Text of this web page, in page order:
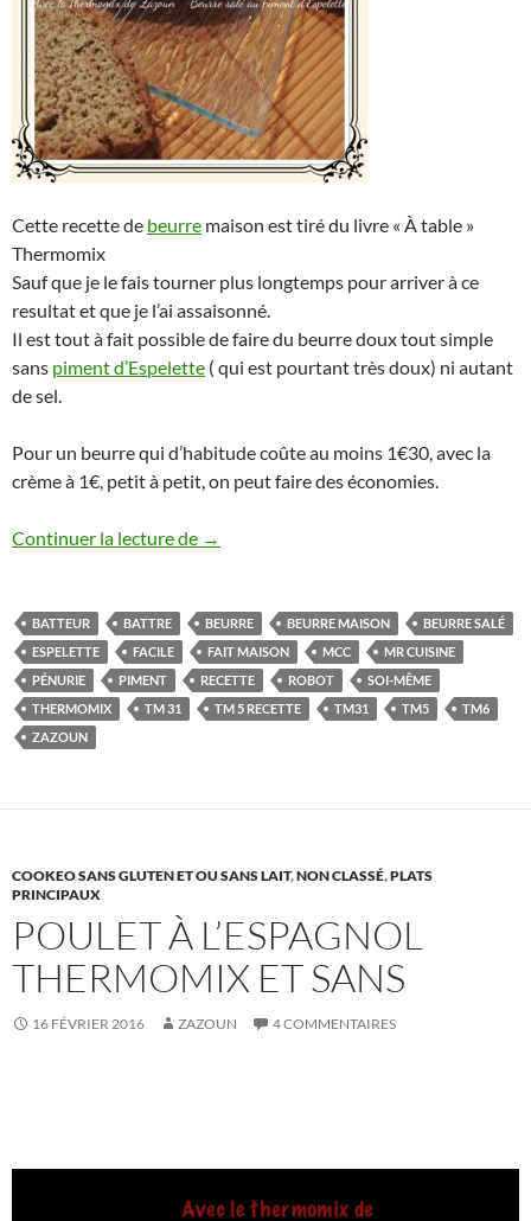
Cette recette de beurre maison est tiré du livre « À table »
Thermomix
Sauf que je le fais tourner plus longtemps pour arriver à ce
resultat et que je l’ai assaisonné.
Il est tout à fait possible de faire du beurre doux tout simple
sans piment d’Espelette ( qui est pourtant très doux) ni autant
de sel.
Pour un beurre qui d’habitude coûte au moins 1€30, avec la
crème à 1€, petit à petit, on peut faire des économies.
Continuer la lecture de Beurre salé au piment d’Espelette ou
→
BATTEUR BATTRE BEURRE BEURRE MAISON
BEURRE SALÉ
ESPELETTE
FACILE FAIT MAISON MCC
MR CUISINE
PÉNURIE
PIMENT RECETTE ROBOT
SOI-MÊME
THERMOMIX
TM 31 TM 5 RECETTE TM31 TM5
TM6
ZAZOUN
COOKEO SANS GLUTEN ET OU SANS LAIT,NON CLASSÉ,PLATS
PRINCIPAUX
POULET À L’ESPAGNOL
THERMOMIX ET SANS
16 FÉVRIER 2016 ZAZOUN 4 COMMENTAIRES